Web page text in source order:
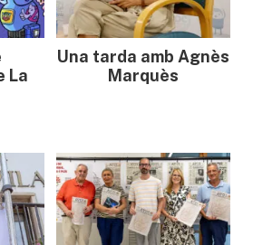
La
Una tarda amb Agnès
Marquès